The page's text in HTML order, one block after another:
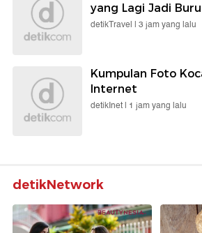
yang Lagi Jadi
detikTravel | 3 jam yang lalu
Kumpulan Foto
Internet
detikInet | 1 jam yang lalu
detikNetwork